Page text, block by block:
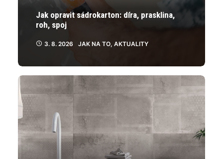
Jak opravit sádrokarton: díra, prasklina,
roh, spoj
3. 8. 2026 JAK NA TO, AKTUALITY